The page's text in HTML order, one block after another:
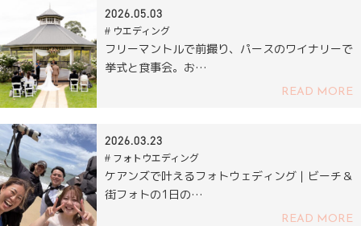
2026.05.03
# ウエディング
フリーマントルで前撮り、パースのワイナリーで
挙式と食事会。お…
READ MORE
2026.03.23
# フォトウエディング
ケアンズで叶えるフォトウェディング｜ビーチ＆
街フォトの1日の…
READ MORE